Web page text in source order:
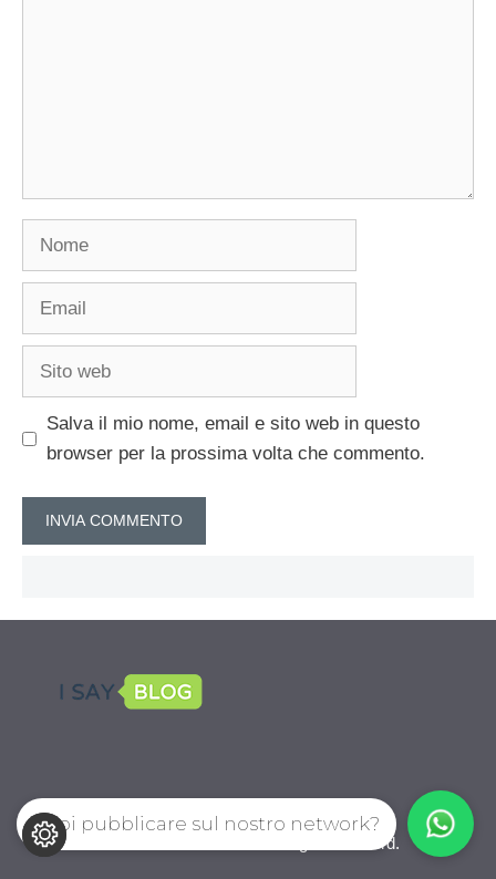
Nome
Email
Sito
Salva il mio nome, email e sito web in questo
browser per la prossima volta che commento.
CalcioPro.com © 2026. All right reserverd.
Vuoi pubblicare sul nostro network?